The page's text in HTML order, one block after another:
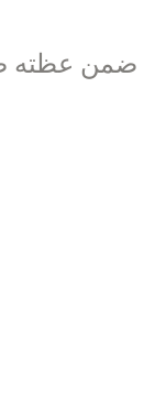
ضمن عظته